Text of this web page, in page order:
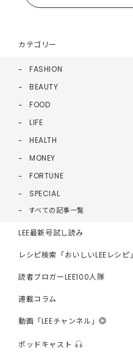
カテゴリー
FASHION
BEAUTY
FOOD
LIFE
HEALTH
MONEY
FORTUNE
SPECIAL
すべての記事一覧
LEE最新号試し読み
レシピ検索「おいしいLEEレシピ」
読者ブロガーLEE100人隊
連載コラム
動画「LEEチャンネル」
ポッドキャスト